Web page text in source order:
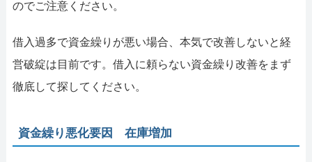
のでご注意ください。
借入過多で資金繰りが悪い場合、本気で改善しないと経
営破綻は目前です。借入に頼らない資金繰り改善をまず
徹底して探してください。
資金繰り悪化要因 在庫増加